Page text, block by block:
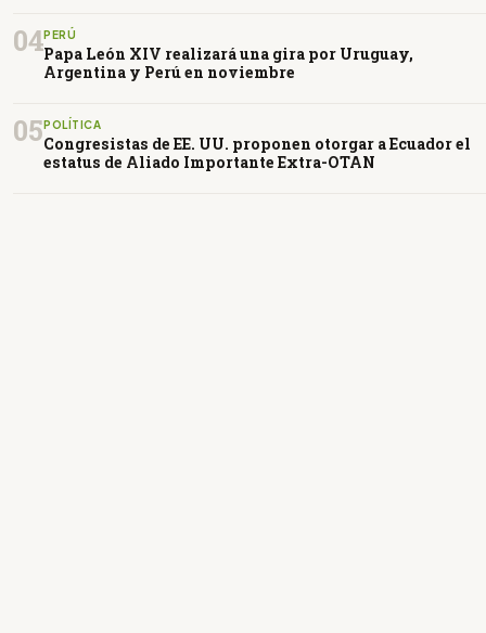
04PERÚ
Papa León XIV realizará una gira por Uruguay,
Argentina y Perú en noviembre
05 POLÍTICA
Congresistas de EE. UU. proponen otorgar a Ecuador el
estatus de Aliado Importante Extra-OTAN